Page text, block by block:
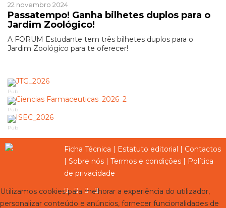
22 novembro 2024
Passatempo! Ganha bilhetes duplos para o
Jardim Zoológico!
A FORUM Estudante tem três bilhetes duplos para o
Jardim Zoológico para te oferecer!
Pub
Pub
Pub
Ficha Técnica Estatuto editorial
Contactos
Sobre nós Termos e condições
Política
de privacidade
Utilizamos cookies para melhorar a experiência do utilizador,
personalizar conteúdo e anúncios, fornecer funcionalidades de